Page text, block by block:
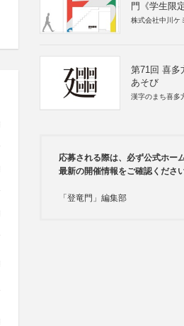
門《学生限定
株式会社中川ケ
第71回 喜多
あそび
漢字のまち喜多
応募される際は、必ず公式ホー
最新の開催情報をご確認ください
「登竜門」編集部